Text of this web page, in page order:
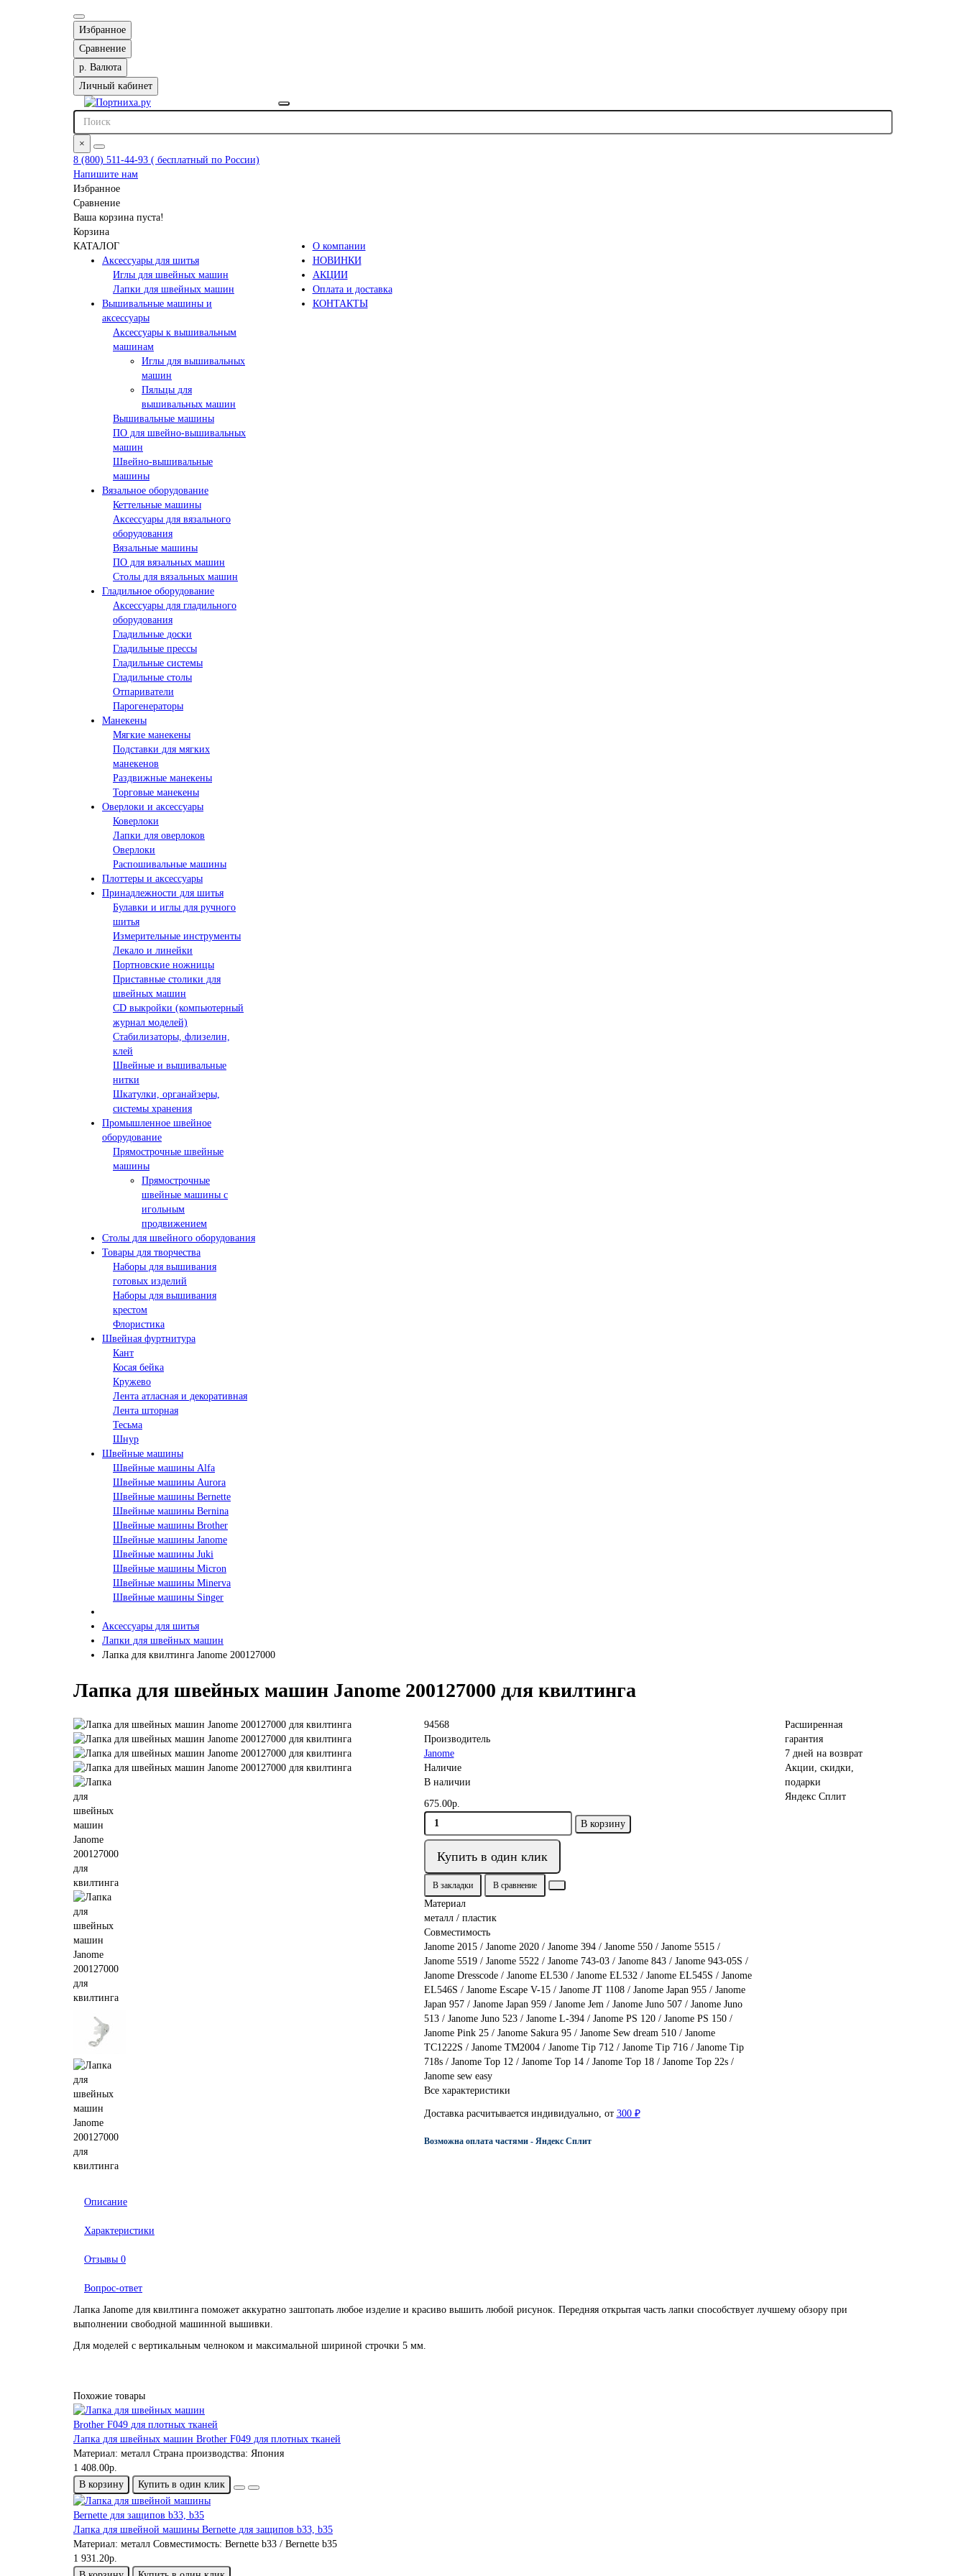
Избранное
Сравнение
р. Валюта
Личный кабинет
×
8 (800) 511-44-93 ( бесплатный по России)
Напишите нам
Избранное
Сравнение
Ваша корзина пуста!
Корзина
КАТАЛОГ
Аксессуары для шитья
Иглы для швейных машин
Лапки для швейных машин
Вышивальные машины и
аксессуары
Аксессуары к вышивальным
машинам
Иглы для вышивальных
машин
Пяльцы для
вышивальных машин
Вышивальные машины
ПО для швейно-вышивальных
машин
Швейно-вышивальные
машины
Вязальное оборудование
Кеттельные машины
Аксессуары для вязального
оборудования
Вязальные машины
ПО для вязальных машин
Столы для вязальных машин
Гладильное оборудование
Аксессуары для гладильного
оборудования
Гладильные доски
Гладильные прессы
Гладильные системы
Гладильные столы
Отпариватели
Парогенераторы
Манекены
Мягкие манекены
Подставки для мягких
манекенов
Раздвижные манекены
Торговые манекены
Оверлоки и аксессуары
Коверлоки
Лапки для оверлоков
Оверлоки
Распошивальные машины
Плоттеры и аксессуары
Принадлежности для шитья
Булавки и иглы для ручного
шитья
Измерительные инструменты
Лекало и линейки
Портновские ножницы
Приставные столики для
швейных машин
СD выкройки (компьютерный
журнал моделей)
Стабилизаторы, флизелин,
клей
Швейные и вышивальные
нитки
Шкатулки, органайзеры,
системы хранения
Промышленное швейное
оборудование
Прямострочные швейные
машины
Прямострочные
швейные машины с
игольным
продвижением
Столы для швейного оборудования
Товары для творчества
Наборы для вышивания
готовых изделий
Наборы для вышивания
крестом
Флористика
Швейная фуртнитура
Кант
Косая бейка
Кружево
Лента aтласная и декоративная
Лента шторная
Тесьма
Шнур
Швейные машины
Швейные машины Alfa
Швейные машины Aurora
Швейные машины Bernette
Швейные машины Bernina
Швейные машины Brother
Швейные машины Janome
Швейные машины Juki
Швейные машины Micron
Швейные машины Minerva
Швейные машины Singer
О компании
НОВИНКИ
АКЦИИ
Оплата и доставка
КОНТАКТЫ
Аксессуары для шитья
Лапки для швейных машин
Лапка для квилтинга Janome 200127000
Лапка для швейных машин Janome 200127000 для квилтинга
94568
Производитель
Janome
Наличие
В наличии
675.00р.
В корзину
Купить в один клик
В закладки В сравнение
Материал
металл / пластик
Совместимость
Janome 2015 / Janome 2020 / Janome 394 / Janome 550 / Janome 5515 /
Janome 5519 / Janome 5522 / Janome 743-03 / Janome 843 / Janome 943-05S /
Janome Dresscode / Janome EL530 / Janome EL532 / Janome EL545S / Janome
EL546S / Janome Escape V-15 / Janome JT 1108 / Janome Japan 955 / Janome
Japan 957 / Janome Japan 959 / Janome Jem / Janome Juno 507 / Janome Juno
513 / Janome Juno 523 / Janome L-394 / Janome PS 120 / Janome PS 150 /
Janome Pink 25 / Janome Sakura 95 / Janome Sew dream 510 / Janome
TC1222S / Janome TM2004 / Janome Tip 712 / Janome Tip 716 / Janome Tip
718s / Janome Top 12 / Janome Top 14 / Janome Top 18 / Janome Top 22s /
Janome sew easy
Все характеристики
Доставка расчитывается индивидуально, от 300 ₽
Возможна оплата частями - Яндекс Сплит
Расширенная
гарантия
7 дней на возврат
Акции, скидки,
подарки
Яндекс Сплит
Описание
Характеристики
Отзывы 0
Вопрос-ответ
Лапка Janome для квилтинга поможет аккуратно заштопать любое изделие и красиво вышить любой рисунок. Передняя открытая часть лапки способствует лучшему обзору при
выполнении свободной машинной вышивки.
Для моделей с вертикальным челноком и максимальной шириной строчки 5 мм.
Похожие товары
Лапка для швейных машин Brother F049 для плотных тканей
Материал: металл Страна производства: Япония
1 408.00р.
В корзину
Купить в один клик
Лапка для швейной машины Bernette для защипов b33, b35
Материал: металл Совместимость: Bernette b33 / Bernette b35
1 931.20р.